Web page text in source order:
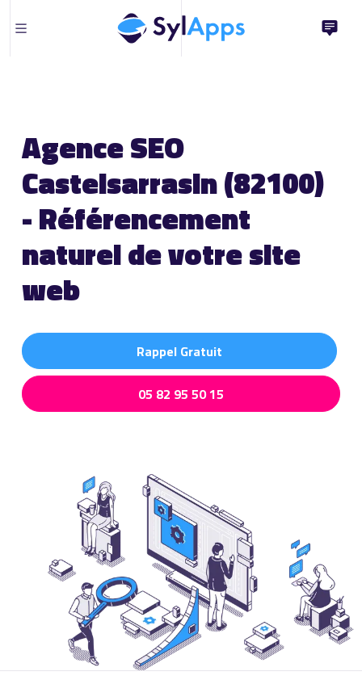
Agence SEO
Castelsarrasin (82100)
- Référencement
naturel de votre site
web
Rappel Gratuit
05 82 95 50 15